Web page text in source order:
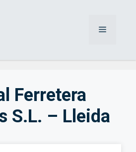
Menú
Ferretera
S.L. – Lleida